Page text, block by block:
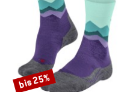
Rabatt
bis 25%